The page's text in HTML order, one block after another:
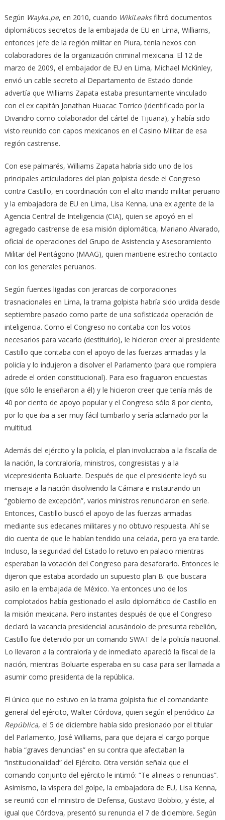
Según Wayka.pe, en 2010, cuando WikiLeaksfiltró documentos
diplomáticos secretos de la embajada de EU en Lima, Williams,
entonces jefe de la región militar en Piura, tenía nexos con
colaboradores de la organización criminal mexicana. El 12 de
marzo de 2009, el embajador de EU en Lima, Michael McKinley,
envió un cable secreto al Departamento de Estado donde
advertía que Williams Zapata estaba presuntamente vinculado
con el ex capitán Jonathan Huacac Torrico (identificado por la
Divandro como colaborador del cártel de Tijuana), y había sido
visto reunido con capos mexicanos en el Casino Militar de esa
región castrense.
Con ese palmarés, Williams Zapata habría sido uno de los
principales articuladores del plan golpista desde el Congreso
contra Castillo, en coordinación con el alto mando militar peruano
y la embajadora de EU en Lima, Lisa Kenna, una ex agente de la
Agencia Central de Inteligencia (CIA), quien se apoyó en el
agregado castrense de esa misión diplomática, Mariano Alvarado,
oficial de operaciones del Grupo de Asistencia y Asesoramiento
Militar del Pentágono (MAAG), quien mantiene estrecho contacto
con los generales peruanos.
Según fuentes ligadas con jerarcas de corporaciones
trasnacionales en Lima, la trama golpista habría sido urdida desde
septiembre pasado como parte de una sofisticada operación de
inteligencia. Como el Congreso no contaba con los votos
necesarios para vacarlo (destituirlo), le hicieron creer al presidente
Castillo que contaba con el apoyo de las fuerzas armadas y la
policía y lo indujeron a disolver el Parlamento (para que rompiera
adrede el orden constitucional). Para eso fraguaron encuestas
(que sólo le enseñaron a él) y le hicieron creer que tenía más de
40 por ciento de apoyo popular y el Congreso sólo 8 por ciento,
por lo que iba a ser muy fácil tumbarlo y sería aclamado por la
multitud.
Además del ejército y la policía, el plan involucraba a la fiscalía de
la nación, la contraloría, ministros, congresistas y a la
vicepresidenta Boluarte. Después de que el presidente leyó su
mensaje a la nación disolviendo la Cámara e instaurando un
“gobierno de excepción”, varios ministros renunciaron en serie.
Entonces, Castillo buscó el apoyo de las fuerzas armadas
mediante sus edecanes militares y no obtuvo respuesta. Ahí se
dio cuenta de que le habían tendido una celada, pero ya era tarde.
Incluso, la seguridad del Estado lo retuvo en palacio mientras
esperaban la votación del Congreso para desaforarlo. Entonces le
dijeron que estaba acordado un supuesto plan B: que buscara
asilo en la embajada de México. Ya entonces uno de los
complotados había gestionado el asilo diplomático de Castillo en
la misión mexicana. Pero instantes después de que el Congreso
declaró la vacancia presidencial acusándolo de presunta rebelión,
Castillo fue detenido por un comando SWAT de la policía nacional.
Lo llevaron a la contraloría y de inmediato apareció la fiscal de la
nación, mientras Boluarte esperaba en su casa para ser llamada a
asumir como presidenta de la república.
El único que no estuvo en la trama golpista fue el comandante
general del ejército, Walter Córdova, quien según el periódico La
República, el 5 de diciembre había sido presionado por el titular
del Parlamento, José Williams, para que dejara el cargo porque
había “graves denuncias” en su contra que afectaban la
“institucionalidad” del Ejército. Otra versión señala que el
comando conjunto del ejército le intimó: “Te alineas o renuncias”.
Asimismo, la víspera del golpe, la embajadora de EU, Lisa Kenna,
se reunió con el ministro de Defensa, Gustavo Bobbio, y éste, al
igual que Córdova, presentó su renuncia el 7 de diciembre. Según